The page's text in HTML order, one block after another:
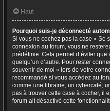
Haut
Pourquoi suis-je déconnecté
Si vous ne cochez pas la case « Se
connexion au forum, vous ne
prédéfinie. Cela permet d’éviter
quelqu’un d’autre. Pour rester
souvenir de moi » lors de votre
recommandé si vous accédez au
comme une librairie, un cybercafé,
pas à trouver cette case à cocher, il
forum ait désactivé cette